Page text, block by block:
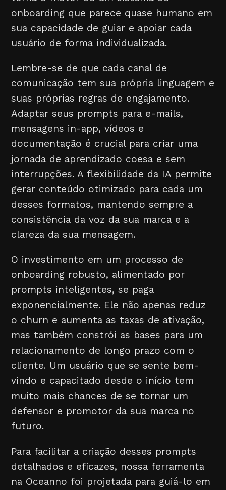
onboarding que parece quase humano em
sua capacidade de guiar e apoiar cada
usuário de forma individualizada.
Lembre-se de que cada canal de
comunicação tem sua própria linguagem e
suas próprias regras de engajamento.
Adaptar seus prompts para e-mails,
mensagens in-app, vídeos e
documentação é crucial para criar uma
jornada de aprendizado coesa e sem
interrupções. A flexibilidade da IA permite
gerar conteúdo otimizado para cada um
desses formatos, mantendo sempre a
consistência da voz da sua marca e a
clareza da sua mensagem.
O investimento em um processo de
onboarding robusto, alimentado por
prompts inteligentes, se paga
exponencialmente. Ele não apenas reduz
o churn e aumenta as taxas de ativação,
mas também constrói as bases para um
relacionamento de longo prazo com o
cliente. Um usuário que se sente bem-
vindo e capacitado desde o início tem
muito mais chances de se tornar um
defensor e promotor da sua marca no
futuro.
Para facilitar a criação desses prompts
detalhados e eficazes, nossa ferramenta
na Oceanno foi projetada para guiá-lo em